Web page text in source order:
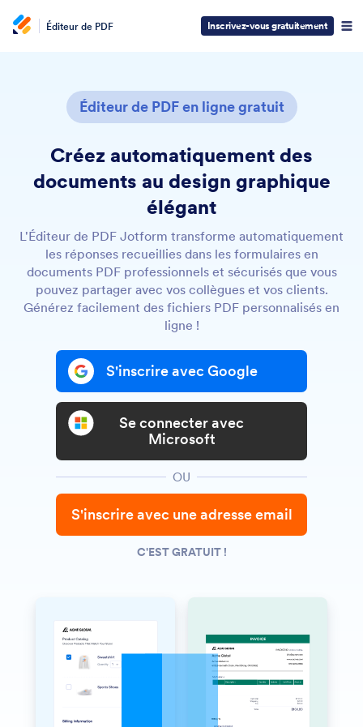
Éditeur de PDF Inscrivez-vous gratuitement
Éditeur de PDF en ligne gratuit
Créez automatiquement des
documents au design graphique
élégant
L'Éditeur de PDF Jotform transforme automatiquement
les réponses recueillies dans les formulaires en
documents PDF professionnels et sécurisés que vous
pouvez partager avec vos collègues et vos clients.
Générez facilement des fichiers PDF personnalisés en
ligne !
S'inscrire avec Google
Se connecter avec
Microsoft
OU
S'inscrire avec une adresse email
C'EST GRATUIT !